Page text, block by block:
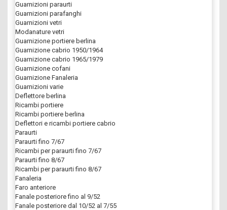
Guarnizioni paraurti
Guarnizioni parafanghi
Guarnizioni vetri
Modanature vetri
Guarnizione portiere berlina
Guarnizione cabrio 1950/1964
Guarnizione cabrio 1965/1979
Guarnizione cofani
Guarnizione Fanaleria
Guarnizioni varie
Deflettore berlina
Ricambi portiere
Ricambi portiere berlina
Deflettori e ricambi portiere cabrio
Paraurti
Paraurti fino 7/67
Ricambi per paraurti fino 7/67
Paraurti fino 8/67
Ricambi per paraurti fino 8/67
Fanaleria
Faro anteriore
Fanale posteriore fino al 9/52
Fanale posteriore dal 10/52 al 7/55